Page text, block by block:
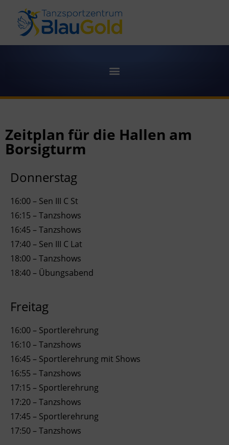
Zeitplan für die Hallen am
Borsigturm
Donnerstag
16:00 – Sen III C St
16:15 – Tanzshows
16:45 – Tanzshows
17:40 – Sen III C Lat
18:00 – Tanzshows
18:40 – Übungsabend
Freitag
16:00 – Sportlerehrung
16:10 – Tanzshows
16:45 – Sportlerehrung mit Shows
16:55 – Tanzshows
17:15 – Sportlerehrung
17:20 – Tanzshows
17:45 – Sportlerehrung
17:50 – Tanzshows